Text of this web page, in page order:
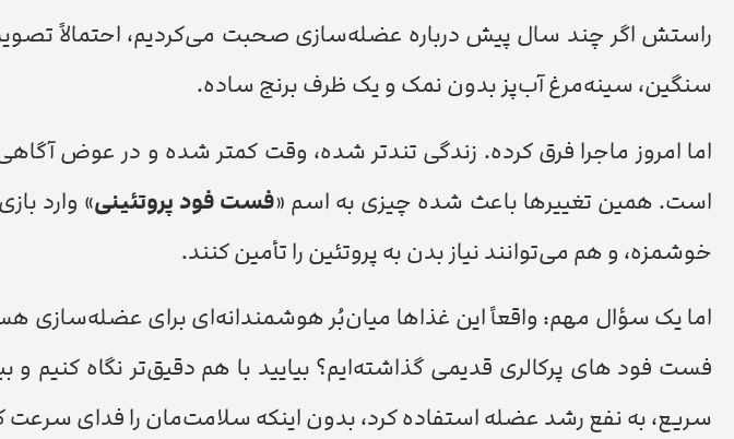
راستش اگر چند سال پیش درباره عضله‌سازی صحبت می‌کردیم، احتمالاً
سنگین، سینه‌مرغ آب‌پز بدون نمک و یک ظرف برنج ساده.
اما امروز ماجرا فرق کرده. زندگی تندتر شده، وقت کمتر شده و در عوض
است. همین تغییرها باعث شده چیزی به اسم «فست فود پروتئینی» وارد
خوشمزه، و هم می‌توانند نیاز بدن به پروتئین را تأمین کنند.
اما یک سؤال مهم: واقعاً این غذاها میان‌بُر هوشمندانه‌ای برای
فست فود های پرکالری قدیمی گذاشته‌ایم؟ بیایید با هم دقیق‌تر نگاه کنیم
سریع، به نفع رشد عضله استفاده کرد، بدون اینکه سلامت‌مان را فدای سرعت